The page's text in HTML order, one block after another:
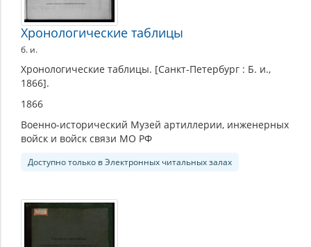
Хронологические таблицы
б. и.
Хронологические таблицы. [Санкт-Петербург : Б. и.,
1866].
1866
Военно-исторический Музей артиллерии, инженерных
войск и войск связи МО РФ
Доступно только в Электронных читальных залах